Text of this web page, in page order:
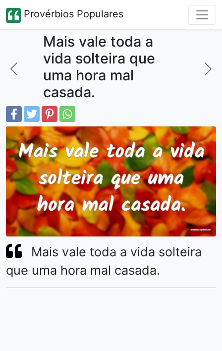
Provérbios Populares
Mais vale toda a
vida solteira que
uma hora mal
casada.
Mais vale toda a vida solteira
que uma hora mal casada.